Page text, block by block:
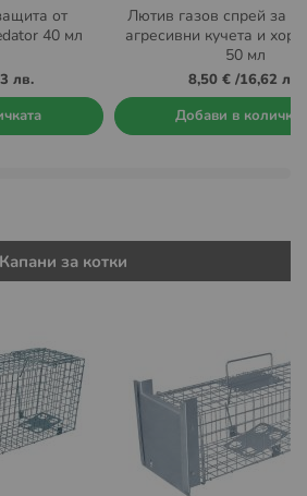
от
40 мл
лв.
Лютив газов спрей за
агресивни кучета и
50 мл
8,50 €/16,62 лв.
Добави в
Капани за котки